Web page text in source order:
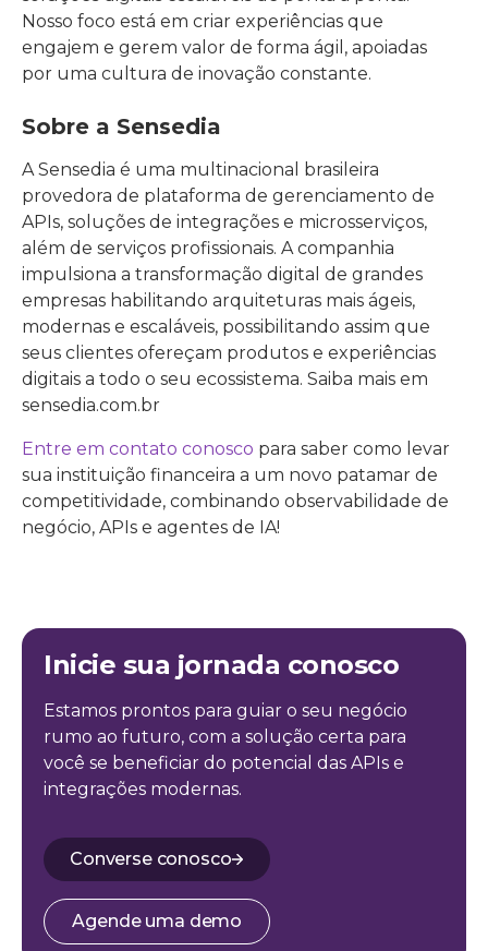
Nosso foco está em criar experiências que
engajem e gerem valor de forma ágil, apoiadas
por uma cultura de inovação constante.
Sobre a Sensedia
A Sensedia é uma multinacional brasileira
provedora de plataforma de gerenciamento de
APIs, soluções de integrações e microsserviços,
além de serviços profissionais. A companhia
impulsiona a transformação digital de grandes
empresas habilitando arquiteturas mais ágeis,
modernas e escaláveis, possibilitando assim que
seus clientes ofereçam produtos e experiências
digitais a todo o seu ecossistema. Saiba mais em
sensedia.com.br
Entre em contato conosco para saber como levar
sua instituição financeira a um novo patamar de
competitividade, combinando observabilidade de
negócio, APIs e agentes de IA!
Inicie sua jornada conosco
Estamos prontos para guiar o seu negócio
rumo ao futuro, com a solução certa para
você se beneficiar do potencial das APIs e
integrações modernas.
Converse conosco
Agende uma demo